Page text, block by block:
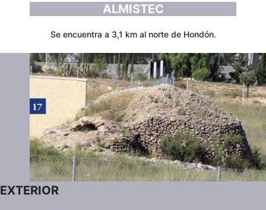
ALMISTEC
Se encuentra a 3,1 km al norte de Hondón.
EXTERIOR